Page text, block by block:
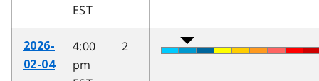
EST
2026-
02-04
4:00
pm
2